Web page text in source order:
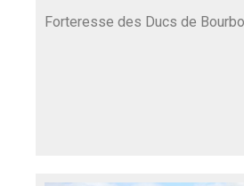
Forteresse des Ducs de